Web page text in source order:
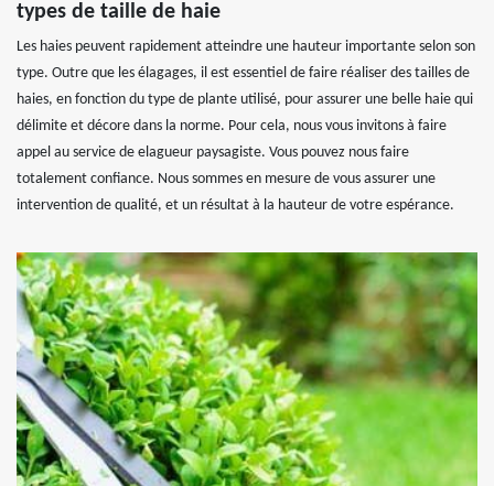
types de taille de haie
Les haies peuvent rapidement atteindre une hauteur importante selon son
type. Outre que les élagages, il est essentiel de faire réaliser des tailles de
haies, en fonction du type de plante utilisé, pour assurer une belle haie qui
délimite et décore dans la norme. Pour cela, nous vous invitons à faire
appel au service de elagueur paysagiste. Vous pouvez nous faire
totalement confiance. Nous sommes en mesure de vous assurer une
intervention de qualité, et un résultat à la hauteur de votre espérance.